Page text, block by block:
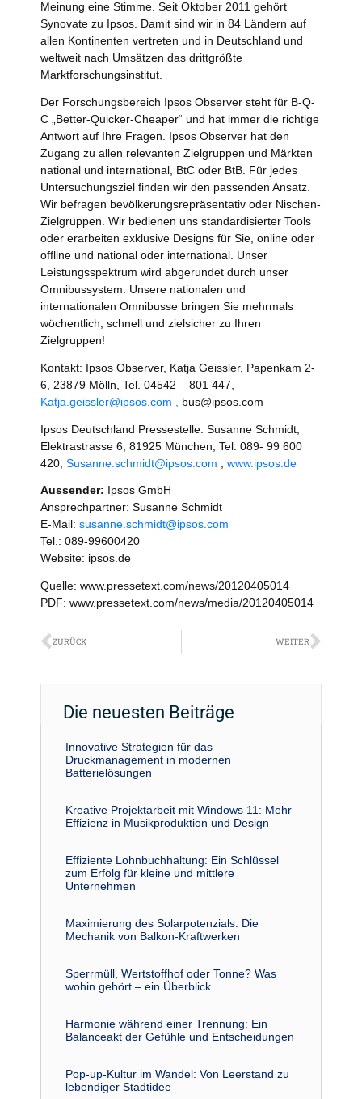
Meinung eine Stimme. Seit Oktober 2011 gehört
Synovate zu Ipsos. Damit sind wir in 84 Ländern auf
allen Kontinenten vertreten und in Deutschland und
weltweit nach Umsätzen das drittgrößte
Marktforschungsinstitut.
Der Forschungsbereich Ipsos Observer steht für B-Q-
C „Better-Quicker-Cheaper“ und hat immer die richtige
Antwort auf Ihre Fragen. Ipsos Observer hat den
Zugang zu allen relevanten Zielgruppen und Märkten
national und international, BtC oder BtB. Für jedes
Untersuchungsziel finden wir den passenden Ansatz.
Wir befragen bevölkerungsrepräsentativ oder Nischen-
Zielgruppen. Wir bedienen uns standardisierter Tools
oder erarbeiten exklusive Designs für Sie, online oder
offline und national oder international. Unser
Leistungsspektrum wird abgerundet durch unser
Omnibussystem. Unsere nationalen und
internationalen Omnibusse bringen Sie mehrmals
wöchentlich, schnell und zielsicher zu Ihren
Zielgruppen!
Kontakt: Ipsos Observer, Katja Geissler, Papenkam 2-
6, 23879 Mölln, Tel. 04542 – 801 447,
Katja.geissler@ipsos.com , bus@ipsos.com
Ipsos Deutschland Pressestelle: Susanne Schmidt,
Elektrastrasse 6, 81925 München, Tel. 089- 99 600
420, Susanne.schmidt@ipsos.com www.ipsos.de
Aussender: Ipsos GmbH
Ansprechpartner: Susanne Schmidt
E-Mail: susanne.schmidt@ipsos.com
Tel.: 089-99600420
Website: ipsos.de
Quelle: www.pressetext.com/news/20120405014
PDF: www.pressetext.com/news/media/20120405014
Zurück
ZURÜCK WEITER
Die neuesten Beiträge
Innovative Strategien für das
Druckmanagement in modernen
Batterielösungen
Kreative Projektarbeit mit Windows 11: Mehr
Effizienz in Musikproduktion und Design
Effiziente Lohnbuchhaltung: Ein Schlüssel
zum Erfolg für kleine und mittlere
Unternehmen
Maximierung des Solarpotenzials: Die
Mechanik von Balkon-Kraftwerken
Sperrmüll, Wertstoffhof oder Tonne? Was
wohin gehört – ein Überblick
Harmonie während einer Trennung: Ein
Balanceakt der Gefühle und Entscheidungen
Pop-up-Kultur im Wandel: Von Leerstand zu
lebendiger Stadtidee